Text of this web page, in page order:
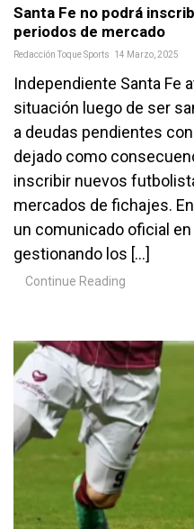
Santa Fe no podrá
periodos de mercado
Redacción Toque Sports 14 Marzo, 2025
Independiente Santa Fe
situación luego de ser
a deudas pendientes
dejado como
inscribir nuevos
mercados de fichajes.
un comunicado oficial
gestionando los […]
Continue Reading